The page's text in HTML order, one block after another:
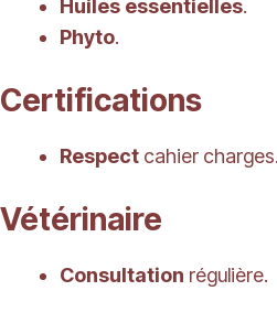
Huiles essentielles.
Phyto.
Certifications
Respect cahier charges.
Vétérinaire
Consultation régulière.